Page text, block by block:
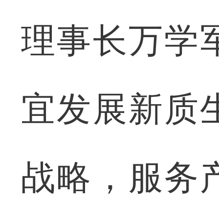
理事长万学
宜发展新质
战略，服务